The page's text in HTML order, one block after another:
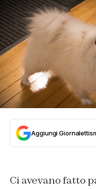
Contatti
Aggiungi
Ci avevano fatto